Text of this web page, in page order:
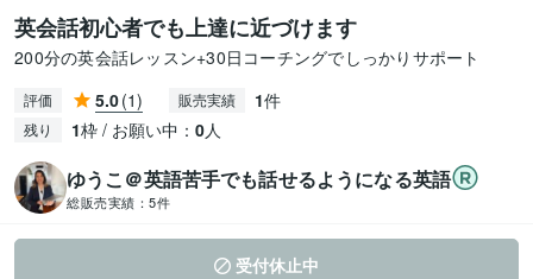
英会話初心者でも上達に近づけます
200分の英会話レッスン+30日コーチングでしっかりサポート
評価 5.0(1) 販売実績 1件
残り 1枠 / お願い中： 0人
ゆうこ＠英語苦手でも話せるようになる英語
総販売実績： 5件
受付休止中